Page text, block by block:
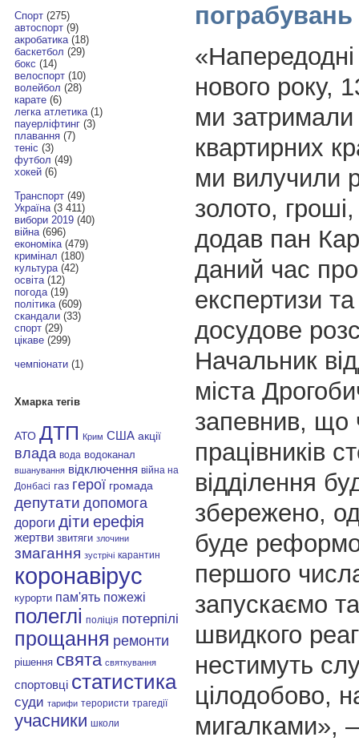
Спорт(275)
автоспорт(9)
акробатика(18)
баскетбол (29)
бокс (14)
велоспорт(10)
волейбол (28)
карате(6)
легка атлетика(1)
пауерліфтинг(3)
плавання(7)
теніс (3)
футбол (49)
хокей(6)
Транспорт(49)
Україна(3 411)
вибори 2019(40)
війна(696)
економіка(479)
кримінал (180)
культура(42)
освіта(12)
погода(19)
політика(609)
скандали(33)
спорт(29)
цікаве(299)
чемпіонати(1)
Хмарка тегів
АТО ДТП Крим США акції
влада вода водоканал
вшанування відключення війна на
Донбасі газ герої громада
депутати допомога
дороги діти ерефія
жертви звитяги злочини
змагання зустрічі карантин
коронавірус
курорти пам'ять пожежі
полеглі поліція потерпілі
прощання ремонти
рішення свята святкування
спортовці статистика
суди тарифи терористи трагедії
учасники школи
пограбувань
«Напередодні
нового року,
ми затримали
квартирних
ми вилучили
золото,
додав пан
даний час
експертизи
досудове
Начальник
міста
запевнив, що
працівників
відділення
збережено,
буде
першого
запускаємо
швидкого
нестимуть
цілодобово,
мигалками»,